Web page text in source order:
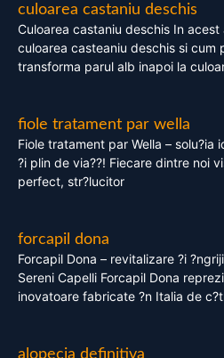
culoarea castaniu deschis
Culoarea castaniu deschis In
culoarea casteaniu deschis si cum
transforma parul alb inapoi la
fiole tratament par wella
Fiole tratament par Wella – solu?ia
?i plin de via??! Fiecare dintre noi
perfect, str?lucitor
forcapil dona
Forcapil Dona – revitalizare ?i
Sereni Capelli Forcapil Dona
inovatoare fabricate ?n Italia de
alopecia definitiva